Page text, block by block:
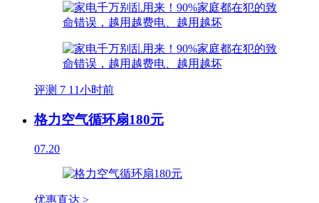
评测 7 11小时前
格力空气循环扇180元
07.20
优惠直达 >